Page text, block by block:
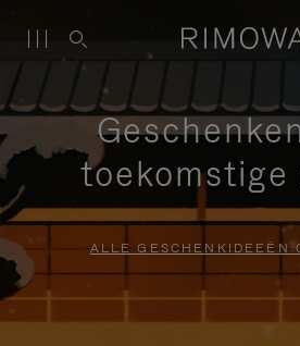
toekomstige
ALLE GESCHENKIDEEËN